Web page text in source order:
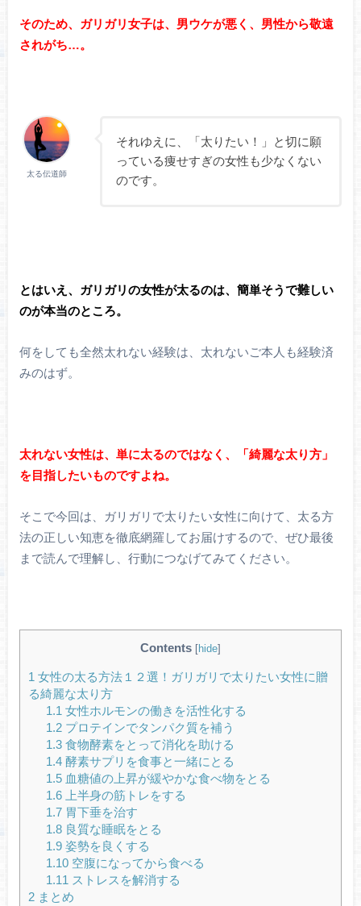
そのため、ガリガリ女子は、男ウケが悪く、男性から敬遠
されがち…。
太る伝道師
それゆえに、「太りたい！」と切に願
っている痩せすぎの女性も少なくない
のです。
とはいえ、ガリガリの女性が太るのは、簡単そうで難しい
のが本当のところ。
何をしても全然太れない経験は、太れないご本人も経験済
みのはず。
太れない女性は、単に太るのではなく、「綺麗な太り方」
を目指したいものですよね。
そこで今回は、ガリガリで太りたい女性に向けて、太る方
法の正しい知恵を徹底網羅してお届けするので、ぜひ最後
まで読んで理解し、行動につなげてみてください。
Contents [hide]
1女性の太る方法１２選！ガリガリで太りたい女性に贈
る綺麗な太り方
1.1女性ホルモンの働きを活性化する
1.2プロテインでタンパク質を補う
1.3食物酵素をとって消化を助ける
1.4酵素サプリを食事と一緒にとる
1.5血糖値の上昇が緩やかな食べ物をとる
1.6上半身の筋トレをする
1.7胃下垂を治す
1.8良質な睡眠をとる
1.9姿勢を良くする
1.10空腹になってから食べる
1.11ストレスを解消する
2まとめ